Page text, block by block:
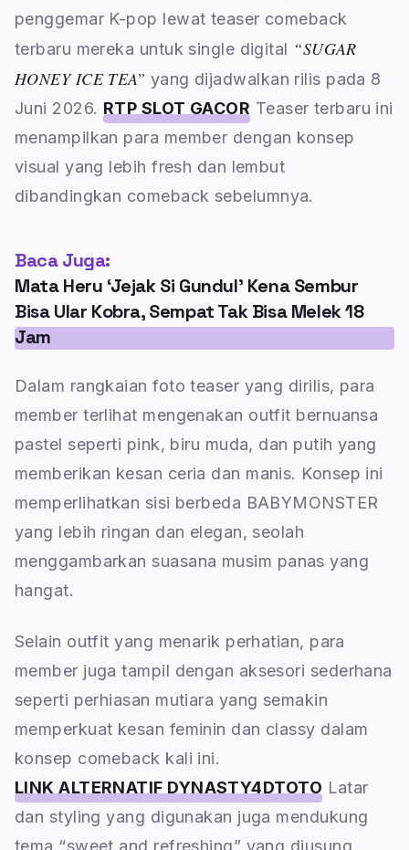
penggemar K-pop lewat teaser comeback
terbaru mereka untuk single digital “SUGAR
HONEY ICE TEA” yang dijadwalkan rilis pada 8
Juni 2026. RTP SLOT GACOR Teaser terbaru ini
menampilkan para member dengan konsep
visual yang lebih fresh dan lembut
dibandingkan comeback sebelumnya.
Baca Juga:
Mata Heru ‘Jejak Si Gundul’ Kena Sembur
Bisa Ular Kobra, Sempat Tak Bisa Melek 18
Jam
Dalam rangkaian foto teaser yang dirilis, para
member terlihat mengenakan outfit bernuansa
pastel seperti pink, biru muda, dan putih yang
memberikan kesan ceria dan manis. Konsep ini
memperlihatkan sisi berbeda BABYMONSTER
yang lebih ringan dan elegan, seolah
menggambarkan suasana musim panas yang
hangat.
Selain outfit yang menarik perhatian, para
member juga tampil dengan aksesori sederhana
seperti perhiasan mutiara yang semakin
memperkuat kesan feminin dan classy dalam
konsep comeback kali ini.
LINK ALTERNATIF DYNASTY4DTOTO Latar
dan styling yang digunakan juga mendukung
tema “sweet and refreshing” yang diusung